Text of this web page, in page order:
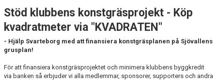
Stöd klubbens konstgräsprojekt - Köp
kvadratmeter via "KVADRATEN"
- Hjälp Svarteborg med att finansiera konstgräsplanen på Sjövallens
grusplan!
För att finansiera konstgräsprojektet och minimera klubbens byggkredit
via banken så erbjuder vi alla medlemmar, sponsorer, supporters och andra